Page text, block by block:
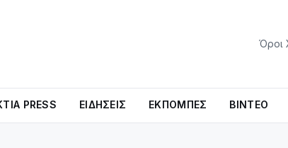
Όροι
PRESS ΕΙΔΉΣΕΙΣ ΕΚΠΟΜΠΈΣ ΒΊΝΤΕΟ